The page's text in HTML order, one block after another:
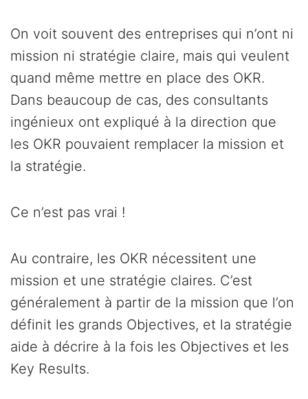
On voit souvent des entreprises qui n’ont ni
mission ni stratégie claire, mais qui veulent
quand même mettre en place des OKR.
Dans beaucoup de cas, des consultants
ingénieux ont expliqué à la direction que
les OKR pouvaient remplacer la mission et
la stratégie.
Ce n’est pas vrai !
Au contraire, les OKR nécessitent une
mission et une stratégie claires. C’est
généralement à partir de la mission que l’on
définit les grands Objectives, et la stratégie
aide à décrire à la fois les Objectives et les
Key Results.